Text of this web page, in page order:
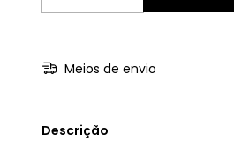
Meios de envio
Descrição